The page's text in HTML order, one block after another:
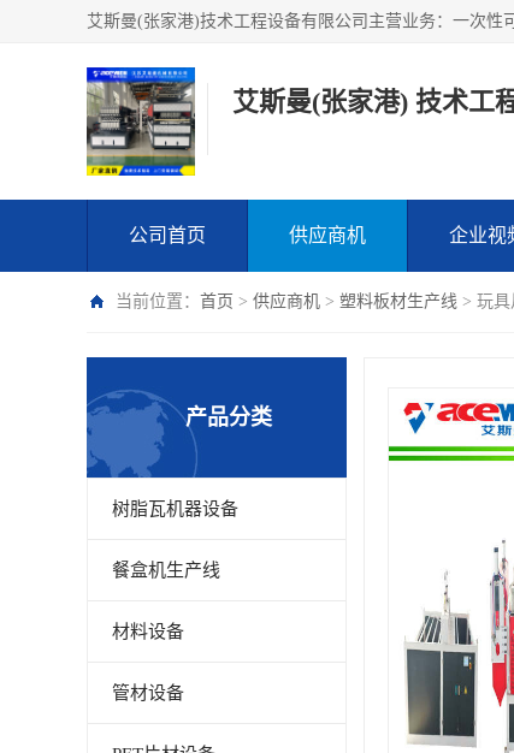
艾斯曼(张家港) 技术工
公司首页 供应商机 企业视
当前位置： 首页 > 供应商机 > 塑料板材生产线 > 玩具
产品分类
树脂瓦机器设备
餐盒机生产线
材料设备
管材设备